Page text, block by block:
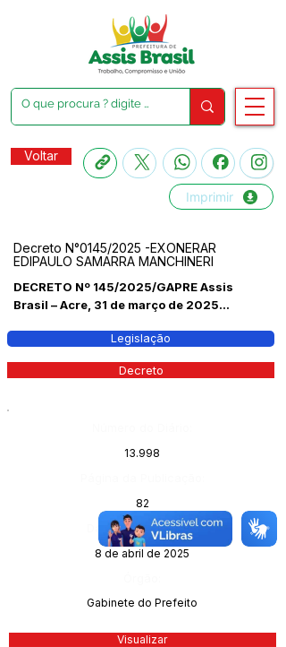
Voltar
Imprimir
Decreto N°0145/2025 -EXONERAR
EDIPAULO SAMARRA MANCHINERI
DECRETO Nº 145/2025/GAPRE Assis
Brasil – Acre, 31 de março de 2025...
Legislação
Decreto
13.998
82
Data da Publicação:
8 de abril de 2025
Gabinete do Prefeito
Visualizar